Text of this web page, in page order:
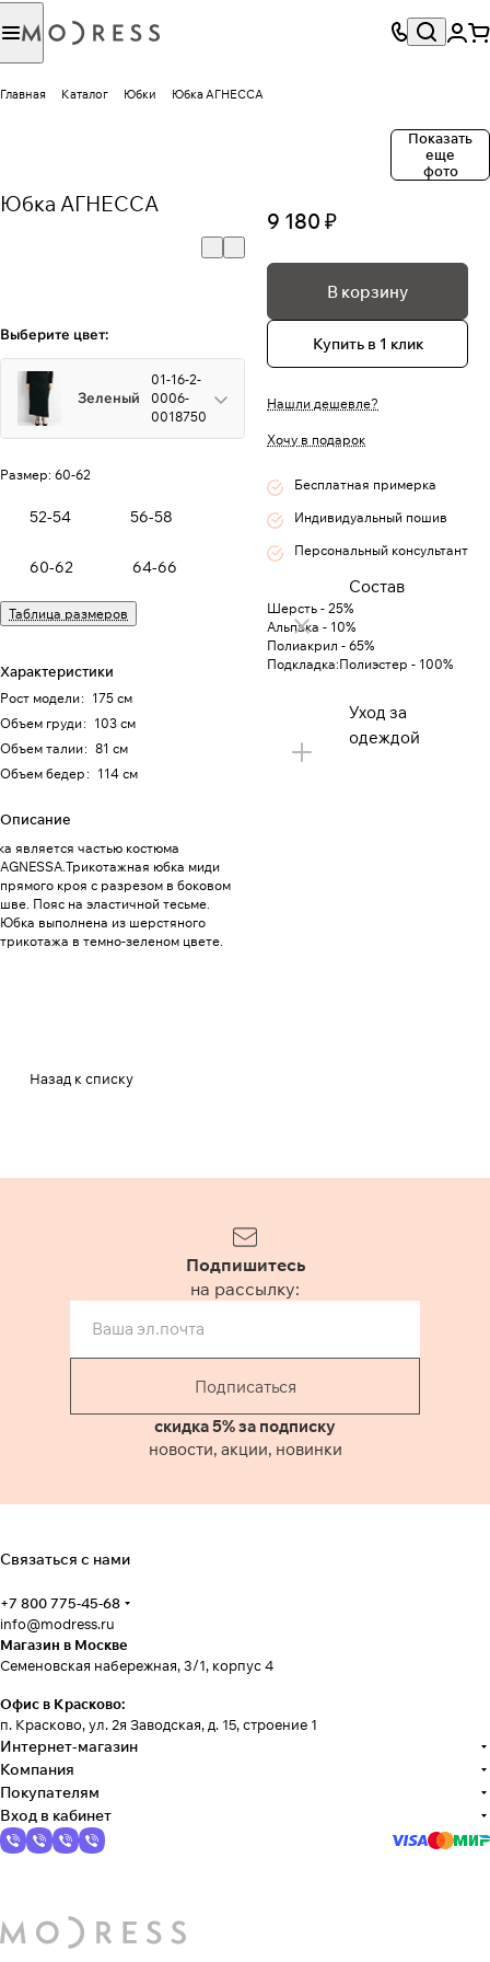
Главная Каталог Юбки Юбка АГНЕССА
Показать
еще
фото
Юбка АГНЕССА
Выберите цвет:
Зеленый
01-16-2-
0006-
0018750
Размер: 60-62
52-54 56-58
60-62 64-66
Таблица размеров
Характеристики
Рост модели: 175 см
Объем груди: 103 см
Объем талии: 81 см
Объем бедер: 114 см
Описание
является частью костюма
AGNESSA.Трикотажная юбка миди
прямого кроя с разрезом в боковом
шве. Пояс на эластичной тесьме.
Юбка выполнена из шерстяного
трикотажа в темно-зеленом цвете.
9 180 ₽
В корзину
Купить в 1 клик
Нашли дешевле?
Хочу в подарок
Бесплатная примерка
Индивидуальный пошив
Персональный консультант
Состав
Шерсть - 25%
Альпака - 10%
Полиакрил - 65%
Подкладка:Полиэстер - 100%
Уход за
одеждой
Назад к списку
Подпишитесь
на рассылку:
Подписаться
скидка 5% за подписку
новости, акции, новинки
Связаться с нами
+7 800 775-45-68
info@modress.ru
Магазин в Москве
Семеновская набережная, 3/1, корпус 4
Офис в Красково:
п. Красково, ул. 2я Заводская, д. 15, строение 1
Интернет-магазин
Компания
Покупателям
Вход в кабинет